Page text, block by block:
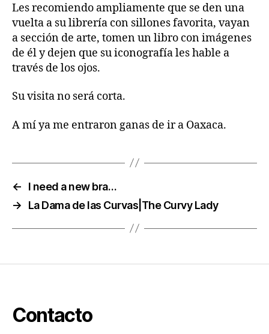
Les recomiendo ampliamente que se den una
vuelta a su librería con sillones favorita, vayan
a sección de arte, tomen un libro con imágenes
de él y dejen que su iconografía les hable a
través de los ojos.
Su visita no será corta.
A mí ya me entraron ganas de ir a Oaxaca.
←
I need a new bra…
→
La Dama de las Curvas|The Curvy Lady
Contacto